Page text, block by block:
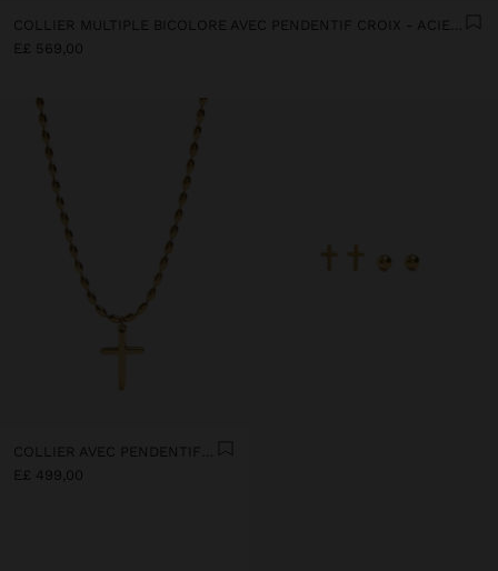
COLLIER MULTIPLE BICOLORE AVEC PENDENTIF CROIX - ACIER INOXYDABLE
E£ 569,00
COLLIER AVEC PENDENTIF DE CROIX - ACIER INOXYDABLE
E£ 499,00